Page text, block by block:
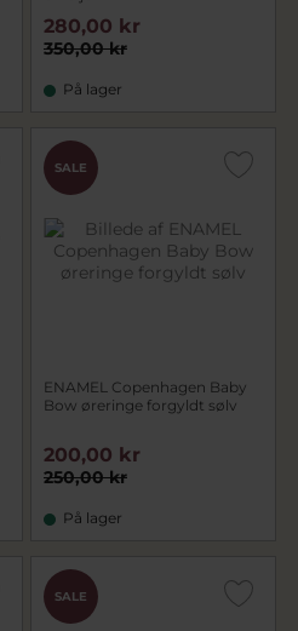
350,00 kr
280,00 kr
På lager
SALE
ENAMEL Copenhagen Baby
Bow øreringe forgyldt sølv
250,00 kr
200,00 kr
På lager
SALE